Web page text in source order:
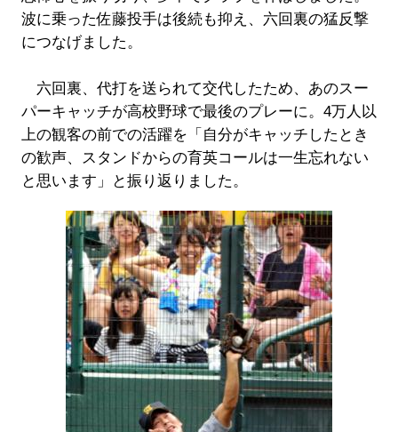
波に乗った佐藤投手は後続も抑え、六回裏の猛反撃
につなげました。
六回裏、代打を送られて交代したため、あのスー
パーキャッチが高校野球で最後のプレーに。4万人以
上の観客の前での活躍を「自分がキャッチしたとき
の歓声、スタンドからの育英コールは一生忘れない
と思います」と振り返りました。